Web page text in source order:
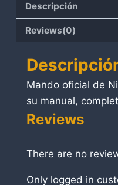
Descripción
Reviews(0)
Mando oficial de
su manual,
Reviews
There are no
Only logged in